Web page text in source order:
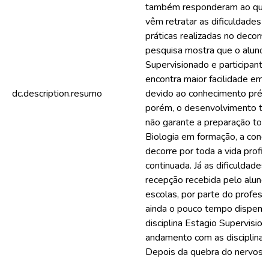
dc.description.resumo
também responderam ao
vêm retratar as dificuldades
práticas realizadas no
pesquisa mostra que o aluno
Supervisionado e
encontra maior facilidade em
devido ao conhecimento
porém, o desenvolvimento
não garante a preparação
Biologia em formação, a
decorre por toda a vida
continuada. Já as
recepção recebida pelo
escolas, por parte do
ainda o pouco tempo
disciplina Estagio
andamento com as
Depois da quebra do